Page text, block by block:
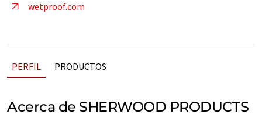
wetproof.com
PERFIL PRODUCTOS
Acerca de SHERWOOD PRODUCTS